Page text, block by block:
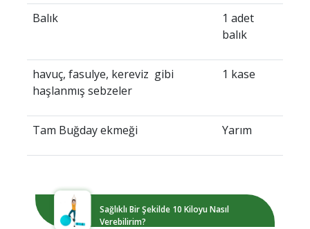
Balık
1 adet
balık
havuç, fasulye, kereviz gibi
haşlanmış sebzeler
1 kase
Tam Buğday ekmeği Yarım
Sağlıklı Bir Şekilde 10 Kiloyu Nasıl
Verebilirim?